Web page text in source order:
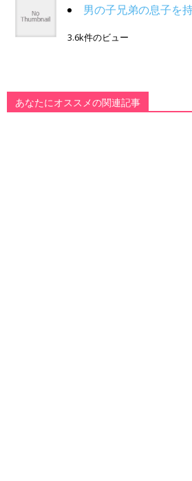
男の子兄弟の息子を
3.6k件のビュー
あなたにオススメの関連記事